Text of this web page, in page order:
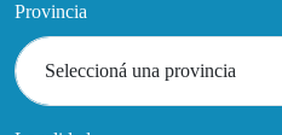
Provincia